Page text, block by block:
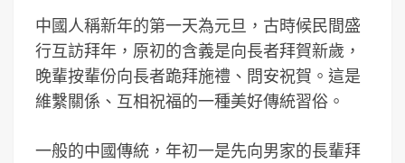
中國人稱新年的第一天為元旦，古時候民間盛
行互訪拜年，原初的含義是向長者拜賀新歲，
晚輩按輩份向長者跪拜施禮、問安祝賀。這是
維繫關係、互相祝福的一種美好傳統習俗。
一般的中國傳統，年初一是先向男家的長輩拜